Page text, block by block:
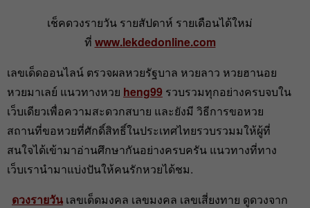
เช็คดวงรายวัน รายสัปดาห์ รายเดือนได้ใหม่
ที่ www.lekdedonline.com
เลขเด็ดออนไลน์ ตรวจผลหวยรัฐบาล หวยลาว หวยฮานอย
หวยมาเลย์ แนวทางหวย heng99 รวบรวมทุกอย่างครบจบใน
เว็บเดียวเพื่อความสะดวกสบาย และยังมี วิธีการขอหวย
สถานที่ขอหวยที่ศักดิ์สิทธิ์ในประเทศไทยรวบรวมมให้ผู้ที่
สนใจได้เข้ามาอ่านศึกษากันอย่างครบครัน แนวทางที่ทาง
เว็บเรานำมาแบ่งปันให้คนรักหวยได้ชม.
ดวงรายวัน เลขเด็ดมงคล เลขมงคล เลขเสี่ยงทาย ดูดวงจาก